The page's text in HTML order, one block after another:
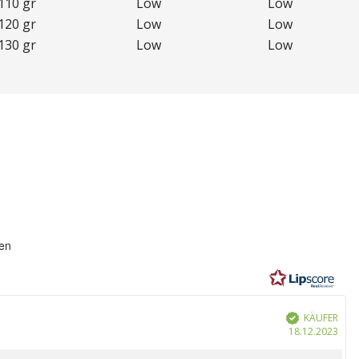
120 gr Low
Low
130 gr Low Low
Verifiziert
KÄUFER
18.12.2023